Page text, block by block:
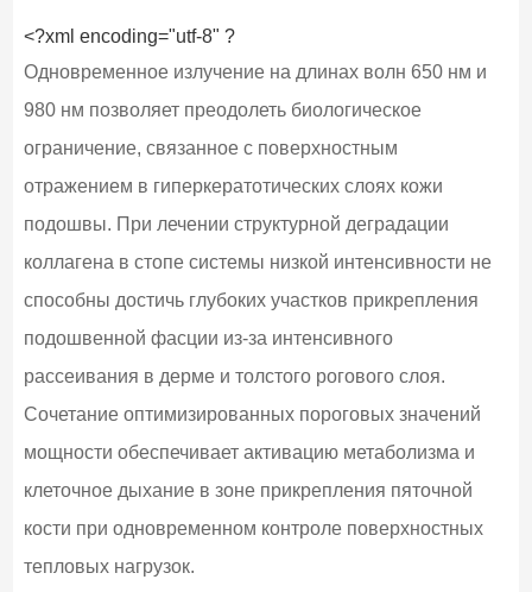
<?xml encoding="utf-8" ?
Одновременное излучение на длинах волн 650 нм и
980 нм позволяет преодолеть биологическое
ограничение, связанное с поверхностным
отражением в гиперкератотических слоях кожи
подошвы. При лечении структурной деградации
коллагена в стопе системы низкой интенсивности не
способны достичь глубоких участков прикрепления
подошвенной фасции из-за интенсивного
рассеивания в дерме и толстого рогового слоя.
Сочетание оптимизированных пороговых значений
мощности обеспечивает активацию метаболизма и
клеточное дыхание в зоне прикрепления пяточной
кости при одновременном контроле поверхностных
тепловых нагрузок.